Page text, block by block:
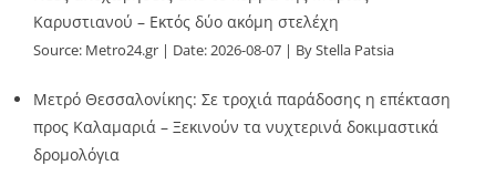
Καρυστιανού – Εκτός δύο ακόμη στελέχη
Source: Metro24.gr Date: 2026-08-07 By Stella Patsia
Μετρό Θεσσαλονίκης: Σε τροχιά παράδοσης η επέκταση
προς Καλαμαριά – Ξεκινούν τα νυχτερινά δοκιμαστικά
δρομολόγια